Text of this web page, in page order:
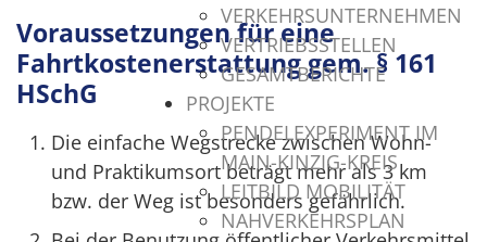
VERKEHRSUNTERNEHMEN
VERTRIEBSSTELLEN
GESAMTBERICHTE
PROJEKTE
PENDELEXPERIMENT IM
MAIN-KINZIG-KREIS
LEITBILD MOBILITÄT
NAHVERKEHRSPLAN
Voraussetzungen für eine
Fahrtkostenerstattung gem. § 161
HSchG
Die einfache Wegstrecke zwischen Wohn-
und Praktikumsort beträgt mehr als 3 km
bzw. der Weg ist besonders gefährlich.